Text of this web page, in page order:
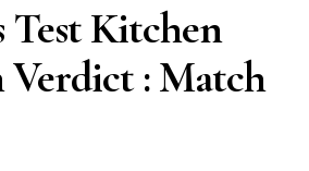
Test Kitchen
Verdict : Match